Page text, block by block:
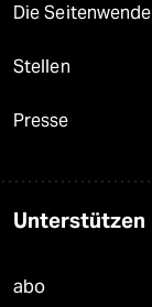
Die Seitenwende
Stellen
Presse
Unterstützen
abo